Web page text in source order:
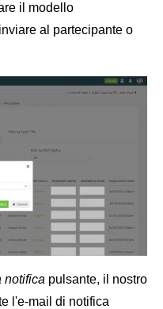
il modello
al partecipante o
notifica pulsante, il nostro
l'e-mail di notifica